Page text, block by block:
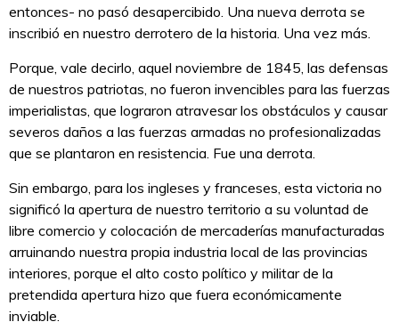
entonces- no pasó desapercibido. Una nueva derrota se
inscribió en nuestro derrotero de la historia. Una vez más.
Porque, vale decirlo, aquel noviembre de 1845, las defensas
de nuestros patriotas, no fueron invencibles para las fuerzas
imperialistas, que lograron atravesar los obstáculos y causar
severos daños a las fuerzas armadas no profesionalizadas
que se plantaron en resistencia. Fue una derrota.
Sin embargo, para los ingleses y franceses, esta victoria no
significó la apertura de nuestro territorio a su voluntad de
libre comercio y colocación de mercaderías manufacturadas
arruinando nuestra propia industria local de las provincias
interiores, porque el alto costo político y militar de la
pretendida apertura hizo que fuera económicamente
inviable.